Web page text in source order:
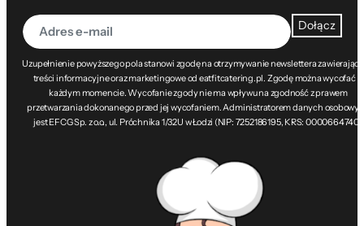
Uzupełnienie powyższego pola stanowi zgodę na otrzymywanie newslettera
treści informacyjne oraz marketingowe od eatfitcatering.pl. Zgodę można wycofać w
każdym momencie. Wycofanie zgody nie ma wpływu na zgodność z prawem
przetwarzania dokonanego przed jej wycofaniem. Administratorem danych
jest EFCG Sp. z o.o., ul. Próchnika 1/32U w Łodzi (NIP: 7252186195, KRS: 0000664740).
Dołącz